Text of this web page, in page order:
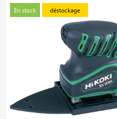
En stock déstockage